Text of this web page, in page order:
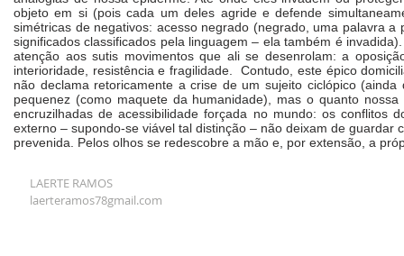
objeto em si (pois cada um deles agride e defende
simétricas de negativos: acesso negrado (negrado, uma palavra
significados classificados pela linguagem – ela também é
atenção aos sutis movimentos que ali se desenrolam: a
interioridade, resistência e fragilidade. Contudo, este épico
não declama retoricamente a crise de um sujeito ciclópico
pequenez (como maquete da humanidade), mas o quanto
encruzilhadas de acessibilidade forçada no mundo: os
externo – supondo-se viável tal distinção – não deixam de
prevenida. Pelos olhos se redescobre a mão e, por extensão, a
LAERTE RAMOS
laerteramos78gmail.com